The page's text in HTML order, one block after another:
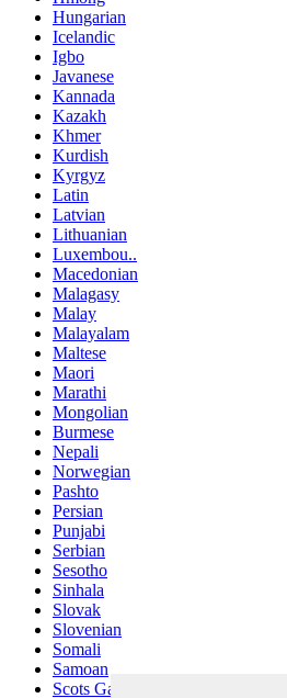
Hungarian
Icelandic
Igbo
Javanese
Kannada
Kazakh
Khmer
Kurdish
Kyrgyz
Latin
Latvian
Lithuanian
Luxembou..
Macedonian
Malagasy
Malay
Malayalam
Maltese
Maori
Marathi
Mongolian
Burmese
Nepali
Norwegian
Pashto
Persian
Punjabi
Serbian
Sesotho
Sinhala
Slovak
Slovenian
Somali
Samoan
Scots Gaelic